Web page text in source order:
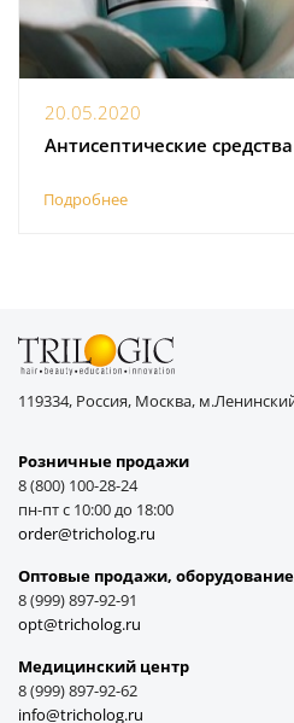
20.05.2020
Антисептические
Подробнее
119334, Россия, Москва,
Розничные продажи
8 (800) 100-28-24
пн-пт с 10:00 до 18:00
order@tricholog.ru
Оптовые продажи,
8 (999) 897-92-91
opt@tricholog.ru
Медицинский центр
8 (999) 897-92-62
info@tricholog.ru